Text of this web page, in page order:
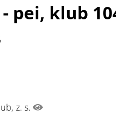
- pei, klub
z. s.